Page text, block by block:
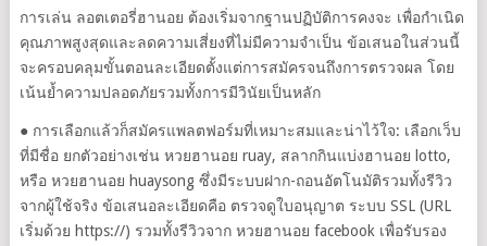
การเล่น ลอตเตอรี่ฮานอย ต้องเริ่มจากฐานปฏิบัติการคงจะ เพื่อกำเนิด
คุณภาพสูงสุดและลดความเสี่ยงที่ไม่มีความจำเป็น ข้อเสนอในส่วนนี้
จะครอบคลุมขั้นตอนละเอียดตั้งแต่การสมัครจนถึงการตรวจผล โดย
เน้นย้ำความปลอดภัยรวมทั้งการมีวินัยเป็นหลัก
● การเลือกแล้วก็สมัครแพลตฟอร์มที่เหมาะสมและน่าไว้ใจ: เลือกเว็บ
ที่มีชื่อ ยกตัวอย่างเช่น หวยฮานอย ruay, สลากกินแบ่งฮานอย lotto,
หรือ หวยฮานอย huaysong ซึ่งมีระบบฝาก-ถอนอัตโนมัติรวมทั้งรีวิว
จากผู้ใช้จริง ข้อเสนอละเอียดคือ ตรวจดูใบอนุญาต ระบบ SSL (URL
เริ่มด้วย https://) รวมทั้งรีวิวจาก หวยฮานอย facebook เพื่อรับรอง